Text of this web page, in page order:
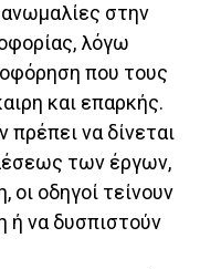
ανωμαλίες στην
λόγω
που τους
και επαρκής.
να δίνεται
των έργων,
οδηγοί τείνουν
ή να δυσπιστούν